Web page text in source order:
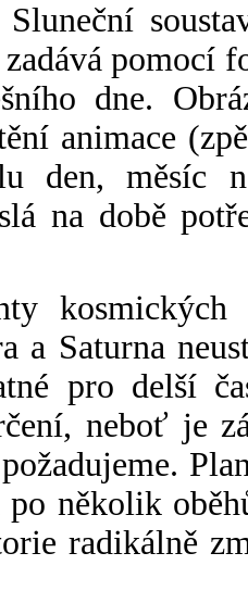
Sluneční
pomocí
dne.
animace
den, měsíc
na době
a Saturna
pro delší
neboť je
několik
radikálně